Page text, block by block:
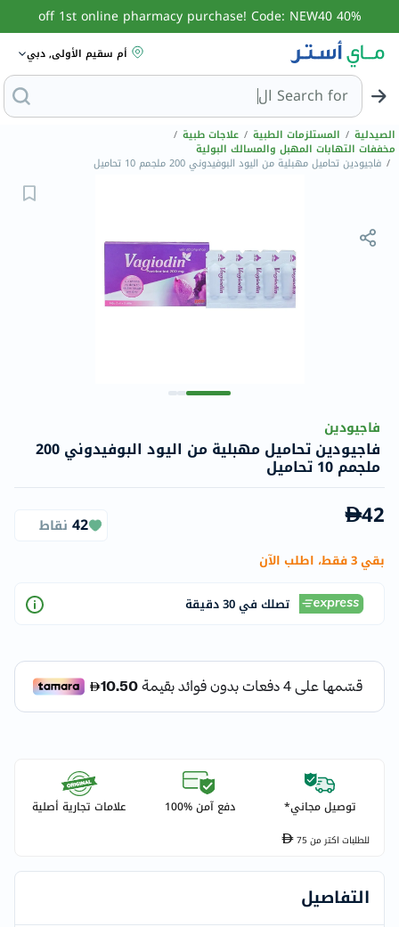
40% off 1st online pharmacy purchase! Code: NEW40
أم سقيم الأولى, دبي
Search for البحث عن مزيل عرق
الصيدلية / المستلزمات الطبية / علاجات طبية /
مخففات التهابات المهبل والمسالك البولية
/ فاجيودين تحاميل مهبلية من اليود البوفيدوني 200 ملجمم 10 تحاميل
فاجيودين
فاجيودين تحاميل مهبلية من اليود البوفيدوني 200
ملجمم 10 تحاميل
42
42 نقاط
بقي 3 فقط، اطلب الآن
تصلك في 30 دقيقة
توصيل مجاني* دفع آمن %100 علامات تجارية أصلية
للطلبات اكتر من75
التفاصيل